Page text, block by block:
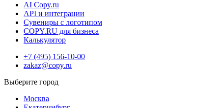
AI Copy.ru
API и интеграции
Сувениры с логотипом
COPY.RU для бизнеса
Калькулятор
+7 (495) 156-10-00
zakaz@copy.ru
Москва